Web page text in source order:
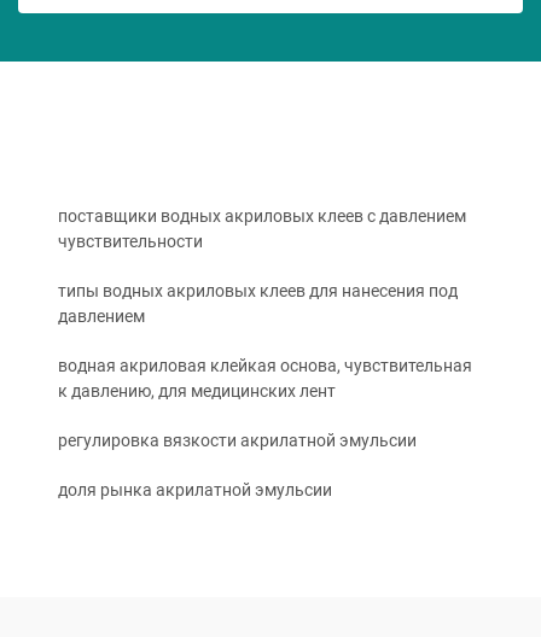
поставщики водных акриловых клеев с давлением
чувствительности
типы водных акриловых клеев для нанесения под
давлением
водная акриловая клейкая основа, чувствительная
к давлению, для медицинских лент
регулировка вязкости акрилатной эмульсии
доля рынка акрилатной эмульсии